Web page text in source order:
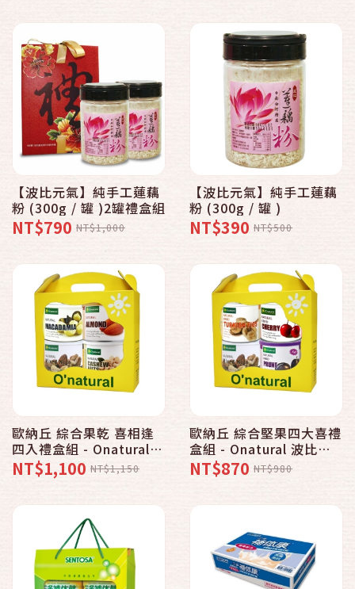
【波比元氣】純手工蓮藕
粉 (300g / 罐 )2罐禮盒組
NT$790 NT$1,000
【波比元氣】純手工蓮藕
粉 (300g / 罐 )
NT$390 NT$500
歐納丘 綜合果乾 喜相逢
四入禮盒組 - Onatural
波比元氣
NT$1,100 NT$1,150
歐納丘 綜合堅果四大喜禮
盒組 - Onatural 波比元
氣
NT$870 NT$980